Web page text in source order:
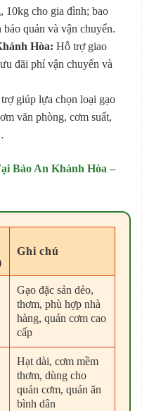
10kg cho gia đình; bao
quản và vận chuyển.
Hòa: Hỗ trợ giao
đãi phí vận chuyển và
giúp lựa chọn loại gạo
văn phòng, cơm suất,
Bảo An Khánh Hòa –
Ghi chú
Gạo đặc sản dẻo,
thơm, phù hợp nhà
hàng, quán cơm cao
cấp
Hạt dài, cơm mềm
thơm, dùng cho
quán cơm, quán ăn
bình dân